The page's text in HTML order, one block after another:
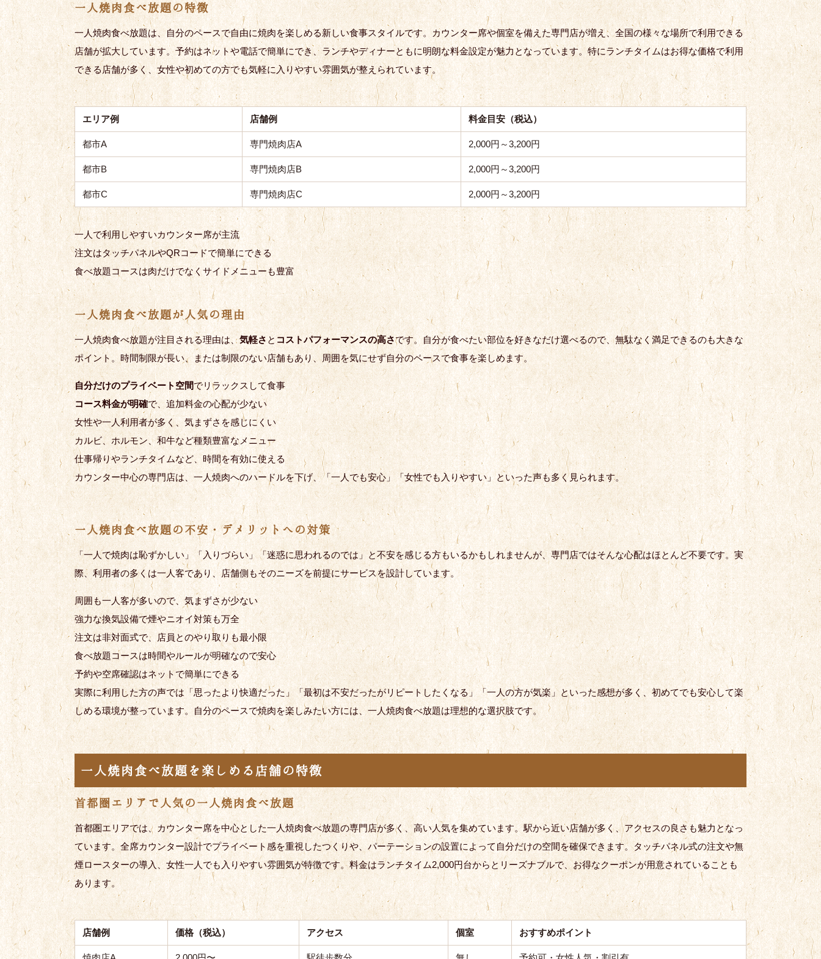
一人焼肉食べ放題の特徴
一人焼肉食べ放題は、自分のペースで自由に焼肉を楽しめる新しい食事スタイルです。カウンター席や個室を備えた専門店が増え、全国の様々な場所で利用できる
店舗が拡大しています。予約はネットや電話で簡単にでき、ランチやディナーともに明朗な料金設定が魅力となっています。特にランチタイムはお得な価格で利用
できる店舗が多く、女性や初めての方でも気軽に入りやすい雰囲気が整えられています。
エリア例 店舗例 料金目安（税込）
都市A 専門焼肉店A 2,000円～3,200円
都市B 専門焼肉店B 2,000円～3,200円
都市C 専門焼肉店C 2,000円～3,200円
一人で利用しやすいカウンター席が主流
注文はタッチパネルやQRコードで簡単にできる
食べ放題コースは肉だけでなくサイドメニューも豊富
一人焼肉食べ放題が人気の理由
一人焼肉食べ放題が注目される理由は、気軽さと コストパフォーマンスの高さです。自分が食べたい部位を好きなだけ選べるので、無駄なく満足できるのも大きな
ポイント。時間制限が長い、または制限のない店舗もあり、周囲を気にせず自分のペースで食事を楽しめます。
自分だけのプライベート空間でリラックスして食事
コース料金が明確で、追加料金の心配が少ない
女性や一人利用者が多く、気まずさを感じにくい
カルビ、ホルモン、和牛など種類豊富なメニュー
仕事帰りやランチタイムなど、時間を有効に使える
カウンター中心の専門店は、一人焼肉へのハードルを下げ、「一人でも安心」「女性でも入りやすい」といった声も多く見られます。
一人焼肉食べ放題の不安・デメリットへの対策
「一人で焼肉は恥ずかしい」「入りづらい」「迷惑に思われるのでは」と不安を感じる方もいるかもしれませんが、専門店ではそんな心配はほとんど不要です。実
際、利用者の多くは一人客であり、店舗側もそのニーズを前提にサービスを設計しています。
周囲も一人客が多いので、気まずさが少ない
強力な換気設備で煙やニオイ対策も万全
注文は非対面式で、店員とのやり取りも最小限
食べ放題コースは時間やルールが明確なので安心
予約や空席確認はネットで簡単にできる
実際に利用した方の声では「思ったより快適だった」「最初は不安だったがリピートしたくなる」「一人の方が気楽」といった感想が多く、初めてでも安心して楽
しめる環境が整っています。自分のペースで焼肉を楽しみたい方には、一人焼肉食べ放題は理想的な選択肢です。
一人焼肉食べ放題を楽しめる店舗の特徴
首都圏エリアで人気の一人焼肉食べ放題
首都圏エリアでは、カウンター席を中心とした一人焼肉食べ放題の専門店が多く、高い人気を集めています。駅から近い店舗が多く、アクセスの良さも魅力となっ
ています。全席カウンター設計でプライベート感を重視したつくりや、パーテーションの設置によって自分だけの空間を確保できます。タッチパネル式の注文や無
煙ロースターの導入、女性一人でも入りやすい雰囲気が特徴です。料金はランチタイム2,000円台からとリーズナブルで、お得なクーポンが用意されていることも
あります。
店舗例 価格（税込） アクセス 個室 おすすめポイント